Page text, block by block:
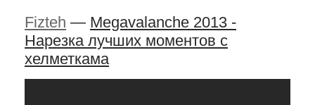
Fizteh — Megavalanche 2013 -
Нарезка лучших моментов с
хелметкама